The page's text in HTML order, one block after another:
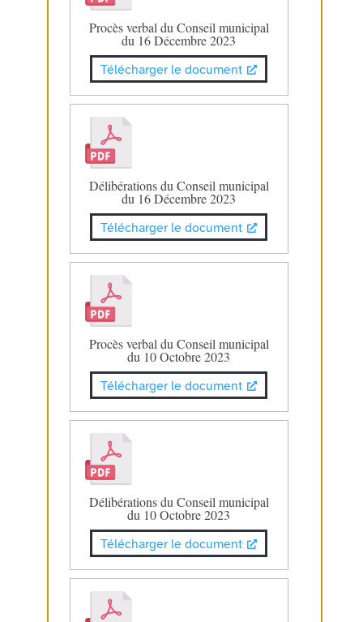
Procès verbal du Conseil municipal
du 16 Décembre 2023
Télécharger le document
Délibérations du Conseil municipal
du 16 Décembre 2023
Télécharger le document
Procès verbal du Conseil municipal
du 10 Octobre 2023
Télécharger le document
Délibérations du Conseil municipal
du 10 Octobre 2023
Télécharger le document